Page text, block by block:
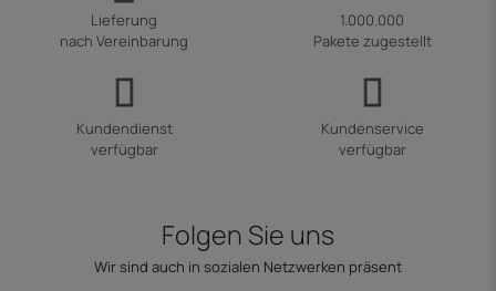
Lieferung
nach Vereinbarung
1.000.000
Pakete zugestellt
Kundendienst
verfügbar
Kundenservice
verfügbar
Folgen Sie uns
Wir sind auch in sozialen Netzwerken präsent